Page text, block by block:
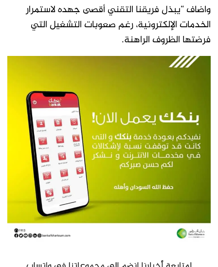
واضاف “يبذل فريقنا التقني أقصى جهده لاستمرار
الخدمات الإلكترونية، رغم صعوبات التشغيل التي
فرضتها الظروف الراهنة.